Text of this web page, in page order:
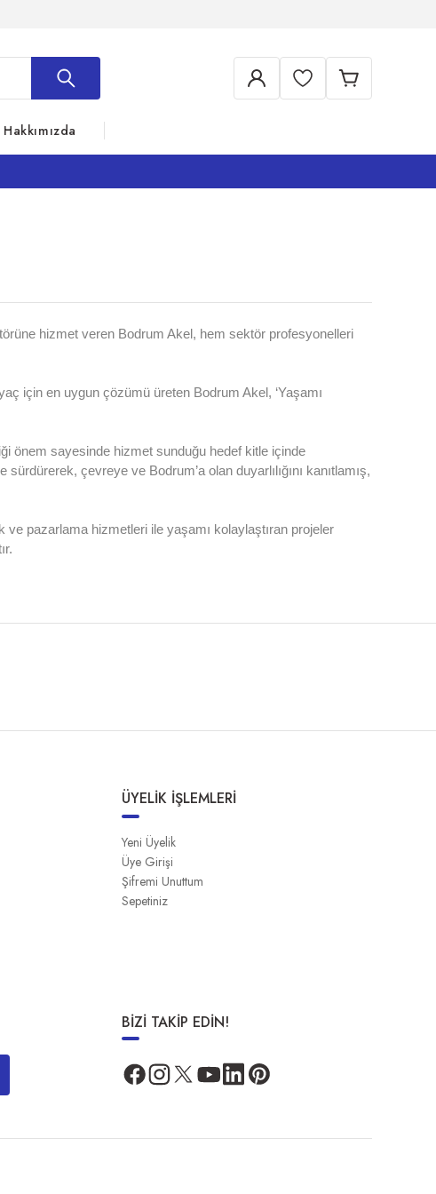
Hakkımızda
hizmet veren Bodrum Akel, hem sektör profesyonelleri
için en uygun çözümü üreten Bodrum Akel, ‘Yaşamı
önem sayesinde hizmet sunduğu hedef kitle içinde
çevreye ve Bodrum’a olan duyarlılığını kanıtlamış,
pazarlama hizmetleri ile yaşamı kolaylaştıran projeler
ÜYELİK İŞLEMLERİ
Yeni Üyelik
Üye Girişi
Şifremi Unuttum
Sepetiniz
BİZİ TAKİP EDİN!